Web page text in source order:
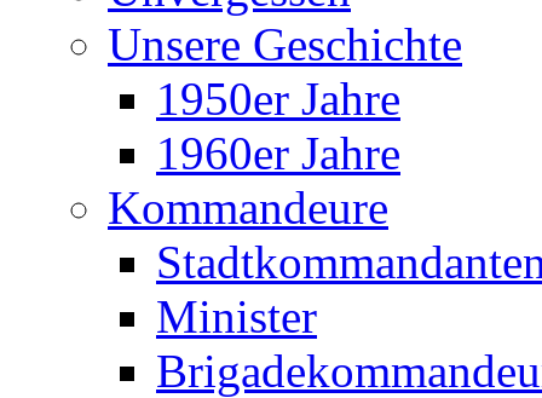
Unsere Geschichte
1950er Jahre
1960er Jahre
Kommandeure
Minister